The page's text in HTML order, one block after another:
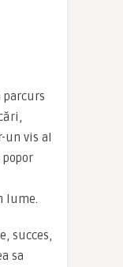
parcurs
un vis al
lume.
succes,
sa